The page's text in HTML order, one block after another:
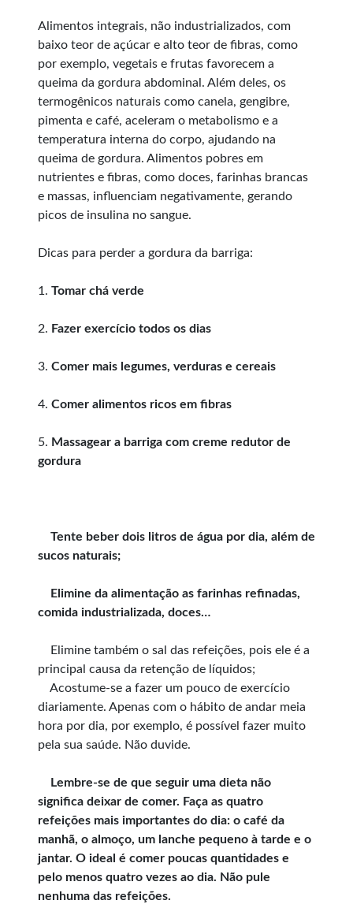
Alimentos integrais, não industrializados, com
baixo teor de açúcar e alto teor de fibras, como
por exemplo, vegetais e frutas favorecem a
queima da gordura abdominal. Além deles, os
termogênicos naturais como canela, gengibre,
pimenta e café, aceleram o metabolismo e a
temperatura interna do corpo, ajudando na
queima de gordura. Alimentos pobres em
nutrientes e fibras, como doces, farinhas brancas
e massas, influenciam negativamente, gerando
picos de insulina no sangue.
Dicas para perder a gordura da barriga:
1. Tomar chá verde
2. Fazer exercício todos os dias
3. Comer mais legumes, verduras e cereais
4. Comer alimentos ricos em fibras
5. Massagear a barriga com creme redutor de
gordura
Tente beber dois litros de água por dia, além de
sucos naturais;
Elimine da alimentação as farinhas refinadas,
comida industrializada, doces…
Elimine também o sal das refeições, pois ele é a
principal causa da retenção de líquidos;
Acostume-se a fazer um pouco de exercício
diariamente. Apenas com o hábito de andar meia
hora por dia, por exemplo, é possível fazer muito
pela sua saúde. Não duvide.
Lembre-se de que seguir uma dieta não
significa deixar de comer. Faça as quatro
refeições mais importantes do dia: o café da
manhã, o almoço, um lanche pequeno à tarde e o
jantar. O ideal é comer poucas quantidades e
pelo menos quatro vezes ao dia. Não pule
nenhuma das refeições.